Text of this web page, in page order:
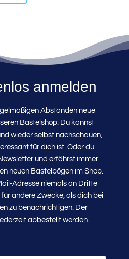
anmelden
Abständen neue
Bastelshop. Du kannst
wieder selbst nachschauen,
für dich ist. Oder du
und erfährst immer
neuen Bastelbögen im Shop.
Adresse niemals an Dritte
andere Zwecke, als dich bei
zu benachrichtigen. Der
abbestellt werden.